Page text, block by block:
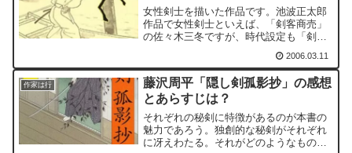
女性剣士を描いた作品です。池波正太郎
作品で女性剣士といえば、「剣客商売」
の佐々木三冬ですが、時代設定も「剣客
揮った時代を舞台としています。2006.03.11
作家は行
藤沢周平「隠し剣孤影抄」の感想
とあらすじは？
それぞれの秘剣に特徴があるのが本書の
魅力であろう。独創的な秘剣がそれぞれ
に冴えわたる。それがどのようなものな